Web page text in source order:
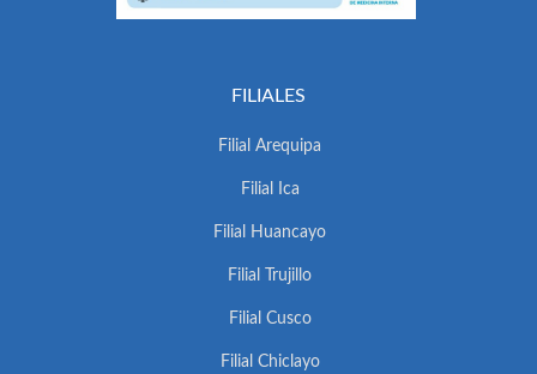
FILIALES
Filial Arequipa
Filial Ica
Filial Huancayo
Filial Trujillo
Filial Cusco
Filial Chiclayo